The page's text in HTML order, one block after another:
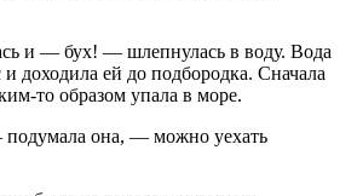
и — бух! — шлепнулась в воду. Вода
доходила ей до подбородка. Сначала
то образом упала в море.
она, — можно уехать